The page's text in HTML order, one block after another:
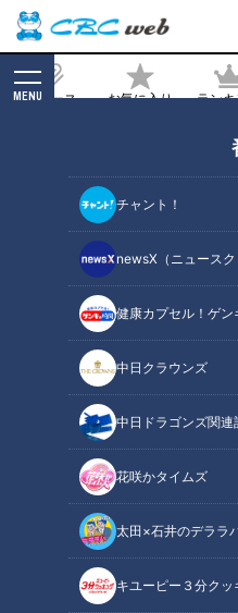
ニュース お気に入り ラン
MENU
チャント！
newsX（ニュースク
健康カプセル！ゲン
中日クラウンズ
中日ドラゴンズ関連
花咲かタイムズ
太田×石井のデララ
キユーピー３分クッ
る動物園！お金を
最強スポット
記